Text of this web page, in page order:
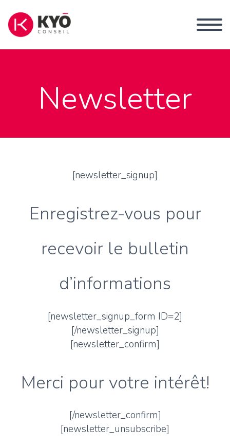
Newsletter
[newsletter_signup]
Enregistrez-vous pour
recevoir le bulletin
d’informations
[newsletter_signup_form ID=2]
[/newsletter_signup]
[newsletter_confirm]
Merci pour votre intérêt!
[/newsletter_confirm]
[newsletter_unsubscribe]